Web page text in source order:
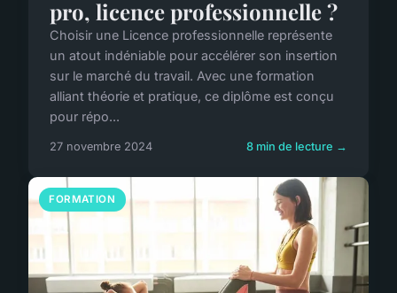
pro, licence professionnelle ?
Choisir une Licence professionnelle représente
un atout indéniable pour accélérer son insertion
sur le marché du travail. Avec une formation
alliant théorie et pratique, ce diplôme est conçu
pour répo...
27 novembre 2024 8 min de lecture →
FORMATION